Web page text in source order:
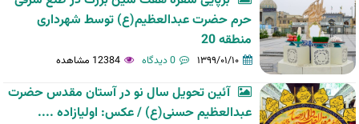
حرم حضرت عبدالعظیم(ع) توسط شهرداری
منطقه 20
۱۳۹۹/۰۱/۱۰ 0 دیدگاه 12384 مشاهده
آئین تحویل سال نو در آستان مقدس حضرت
عبدالعظیم حسنی(ع) / عکس: اولیازاده ....